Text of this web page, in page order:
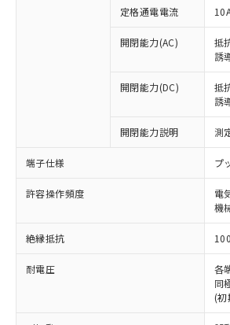
定格通電電流
開閉能力(AC)
抵
誘
開閉能力(DC)
抵
誘
開閉能力説明 測
端子仕様 プ
許容操作頻度
電
機
絶縁抵抗
耐電圧
各
同
(初
ご利用条件
以下の条件をお読みいただき、
ご利用ください。
本サービスは、当社制御
商品の当社在庫状況およ
(税抜)を提供させていた
当社制御機器事業取扱商
本サービスの対象外とな
ことをご了承ください。
在庫状況および標準価格
記載している更新日時点で
タに基づき作成されるも
覧された時点での実際の
準価格とは異なる場合があ
対応予定：EU RoHS指令（10物
有に対応した製品に切り替える
対応予定なし：EU RoHS指令
非含有に非対応の商品で、対応
定はありません。
調査・確認中：EU RoHS指令
非含有の対応状況を調査中また
非該当品：ライセンス料など無
害物質有無と関係のない商品で
仕入先様の事情により、非含有
いたものが、含有品と判明した
むを得ず変更することがありま
鉛(Pb) 1000ppm以下、 水銀(Hg)
六価クロム(Cr(Ⅵ)) 1000ppm以下、ポリ
類(PBB) 1000ppm以下、ポリ臭化ジフェ
(PBDE) 1000ppm以下、フタル酸ビス(2-
※1 中国RoHS○×表
「○」：最大均質材料含有率が
基準値以下であることを示しま
「×」：最大均質材料含有率が
基準値を超えていることを示し
「－」：未確認です。当社販売
い合わせください。
*中国RoHS10物質の基準値 (GB/T26572)
Pb(鉛) :1000ppm、 Hg(水銀) : 1000ppm
Cr(Ⅵ)(六価クロム) : 1000ppm、 PBBs(ポ
当社は、これら貴社製品
為替および外国貿易法に
（以下｢規制貨物等」とい
国政府の輸出許可(または
可)を取得するなどの必要